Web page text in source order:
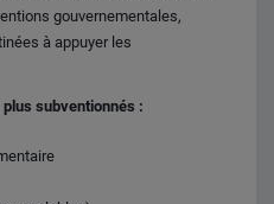
gouvernementales,
à appuyer les
subventionnés :